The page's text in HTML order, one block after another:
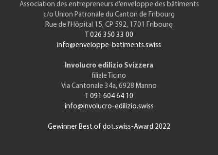
Association des entrepreneurs d’enveloppe des bâtiments
c/o Union Patronale du Canton de Fribourg
Rue de l'Hôpital 15, CP 592, 1701 Fribourg
T 026 350 33 00
info@enveloppe-batiments.swiss
Involucro edilizio Svizzera
filiale Ticino
Via Cantonale 34a, 6928 Manno
T 091 604 64 10
info@involucro-edilizio.swiss
Gewinner Best of dot.swiss-Award 2022